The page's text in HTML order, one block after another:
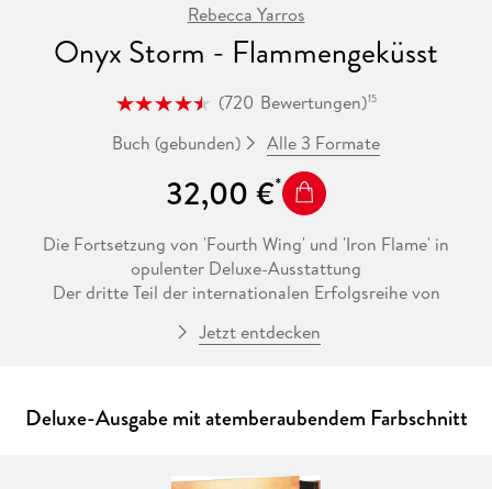
Rebecca Yarros
Onyx Storm - Flammengeküsst
(720 Bewertungen)15
Buch (gebunden) Alle 3 Formate
32,00 €
Die Fortsetzung von 'Fourth Wing' und 'Iron Flame' in
opulenter Deluxe-Ausstattung
Der dritte Teil der internationalen Erfolgsreihe von
neue Gefahren, uralte Feinde und gefährliche Intrigen - Flieg
In wunderschöner, hochwertiger Ausstattung mit opulentem
Farbschnitt, aufwendig veredeltem Schutzumschlag,
Jetzt entdecken
Deluxe-Ausgabe mit atemberaubendem Farbschnitt